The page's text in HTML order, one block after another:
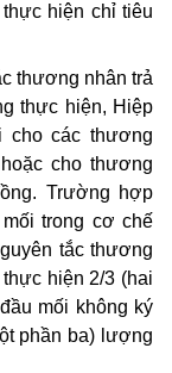
hiện chỉ tiêu
thương nhân trả
thực hiện, Hiệp
cho các thương
cho thương
Trường hợp
trong cơ chế
tắc thương
hiện 2/3 (hai
mối không ký
phần ba) lượng